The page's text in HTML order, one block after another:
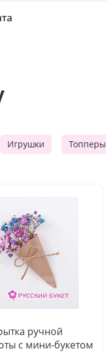
Игрушки Топперы
ручной
с мини-букетом